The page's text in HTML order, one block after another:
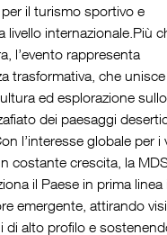
per il turismo sportivo e
livello internazionale.Più
l’evento rappresenta
trasformativa, che unisce
ed esplorazione sullo
dei paesaggi
l’interesse globale per i
costante crescita, la
il Paese in prima linea
emergente, attirando
di alto profilo e